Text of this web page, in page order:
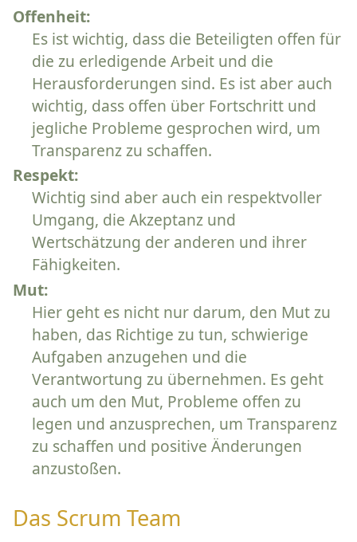
Offenheit:
Es ist wichtig, dass die Beteiligten offen für
die zu erledigende Arbeit und die
Herausforderungen sind. Es ist aber auch
wichtig, dass offen über Fortschritt und
jegliche Probleme gesprochen wird, um
Transparenz zu schaffen.
Respekt:
Wichtig sind aber auch ein respektvoller
Umgang, die Akzeptanz und
Wertschätzung der anderen und ihrer
Fähigkeiten.
Mut:
Hier geht es nicht nur darum, den Mut zu
haben, das Richtige zu tun, schwierige
Aufgaben anzugehen und die
Verantwortung zu übernehmen. Es geht
auch um den Mut, Probleme offen zu
legen und anzusprechen, um Transparenz
zu schaffen und positive Änderungen
anzustoßen.
Das Scrum Team